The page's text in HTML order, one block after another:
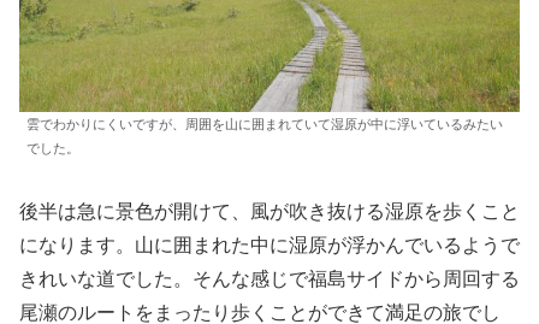
雲でわかりにくいですが、周囲を山に囲まれていて湿原が中に浮いているみたい
でした。
後半は急に景色が開けて、風が吹き抜ける湿原を歩くこと
になります。山に囲まれた中に湿原が浮かんでいるようで
きれいな道でした。そんな感じで福島サイドから周回する
尾瀬のルートをまったり歩くことができて満足の旅でし